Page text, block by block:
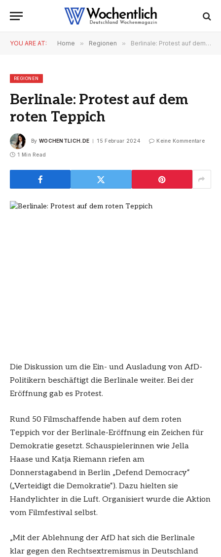
YOU ARE AT: Home » Regionen » Berlinale: Protest auf dem roten Teppich
REGIONEN
Berlinale: Protest auf dem
roten Teppich
By WOCHENTLICH.DE 15 Februar 2024 Keine Kommentare
1 Min Read
Die Diskussion um die Ein- und Ausladung von AfD-
Politikern beschäftigt die Berlinale weiter. Bei der
Eröffnung gab es Protest.
Rund 50 Filmschaffende haben auf dem roten
Teppich vor der Berlinale-Eröffnung ein Zeichen für
Demokratie gesetzt. Schauspielerinnen wie Jella
Haase und Katja Riemann riefen am
Donnerstagabend in Berlin „Defend Democracy“
(„Verteidigt die Demokratie“). Dazu hielten sie
Handylichter in die Luft. Organisiert wurde die Aktion
vom Filmfestival selbst.
„Mit der Ablehnung der AfD hat sich die Berlinale
klar gegen den Rechtsextremismus in Deutschland